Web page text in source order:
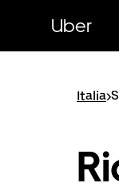
contenuto
principale
Uber
Italia>